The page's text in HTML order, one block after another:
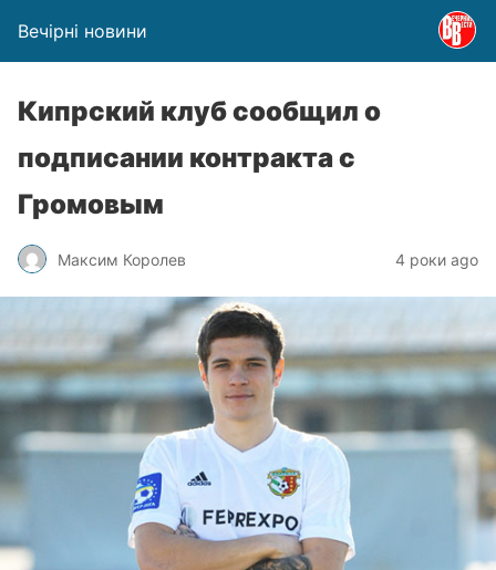
Вечірні новини
Кипрский клуб сообщил о
подписании контракта с
Громовым
Максим Королев 4 роки ago